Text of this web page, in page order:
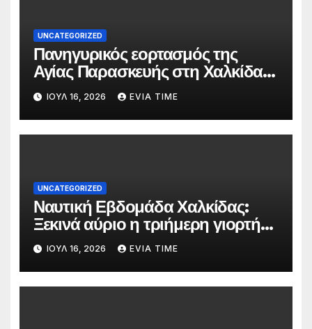
UNCATEGORIZED
Πανηγυρικός εορτασμός της
Αγίας Παρασκευής στη Χαλκίδα
τις 25 και 26 Ιουλίου
ΙΟΎΛ 16, 2026 EVIA TIME
UNCATEGORIZED
Ναυτική Εβδομάδα Χαλκίδας:
Ξεκινά αύριο η τριήμερη γιορτή
στο όνομα της Αγίας Παρασκευής
ΙΟΎΛ 16, 2026 EVIA TIME